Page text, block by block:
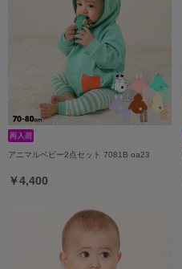
アニマルベビー2点セット 7081B oa23
￥4,400